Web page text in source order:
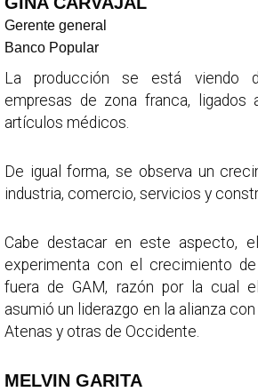
Gerente general
Banco Popular
La producción se está viendo
empresas de zona franca, ligados
artículos médicos.
De igual forma, se observa un
industria, comercio, servicios y
Cabe destacar en este aspecto,
experimenta con el crecimiento
fuera de GAM, razón por la cual
asumió un liderazgo en la alianza
Atenas y otras de Occidente.
MELVIN GARITA